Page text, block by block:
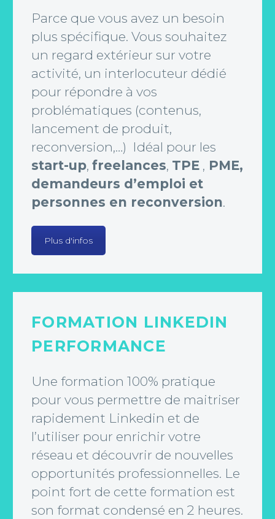
Parce que vous avez un besoin
plus spécifique. Vous souhaitez
un regard extérieur sur votre
activité, un interlocuteur dédié
pour répondre à vos
problématiques (contenus,
lancement de produit,
reconversion,…) Idéal pour les
start-up, freelances, TPE , PME,
demandeurs d’emploi et
personnes en reconversion.
Plus d'infos
FORMATION LINKEDIN
PERFORMANCE
Une formation 100% pratique
pour vous permettre de maitriser
rapidement Linkedin et de
l’utiliser pour enrichir votre
réseau et découvrir de nouvelles
opportunités professionnelles. Le
point fort de cette formation est
son format condensé en 2 heures.